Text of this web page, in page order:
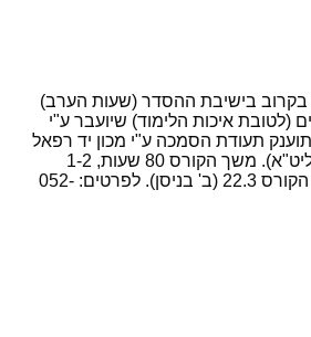
בישיבת ההסדר (שעות הערב)
איכות הלימוד) שיועבר ע"י
תעודת הסמכה ע"י מכון יד רפאל
(בראשות הרב מועלם שליט"א). משך הקורס 80 שעות, 1-2
מפגשים בשבוע. תחילת הקורס 22.3 (ב' בניסן). לפרטים: 052-